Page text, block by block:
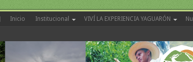
Inicio Institucional VIVÍ LA EXPERIENCIA YAGUARÓN